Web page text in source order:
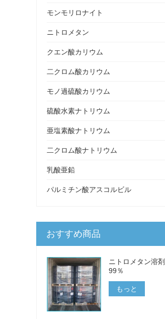
モンモリロナイト
ニトロメタン
クエン酸カリウム
二クロム酸カリウム
モノ過硫酸カリウム
硫酸水素ナトリウム
亜塩素酸ナトリウム
二クロム酸ナトリウム
乳酸亜鉛
パルミチン酸アスコルビル
おすすめ商品
ニトロメタン溶剤
99％
もっと